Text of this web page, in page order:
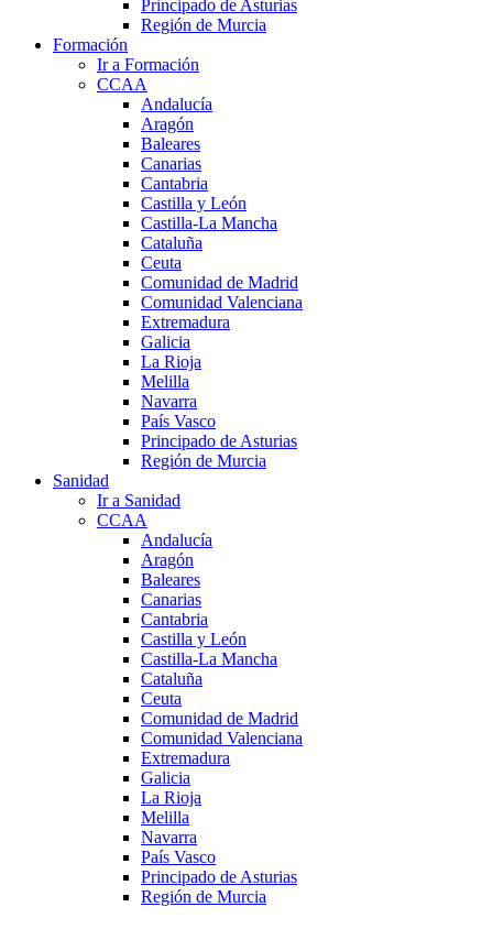
Principado de Asturias
Región de Murcia
Formación
Ir a Formación
CCAA
Andalucía
Aragón
Baleares
Canarias
Cantabria
Castilla y León
Castilla-La Mancha
Cataluña
Ceuta
Comunidad de Madrid
Comunidad Valenciana
Extremadura
Galicia
La Rioja
Melilla
Navarra
País Vasco
Principado de Asturias
Región de Murcia
Sanidad
Ir a Sanidad
CCAA
Andalucía
Aragón
Baleares
Canarias
Cantabria
Castilla y León
Castilla-La Mancha
Cataluña
Ceuta
Comunidad de Madrid
Comunidad Valenciana
Extremadura
Galicia
La Rioja
Melilla
Navarra
País Vasco
Principado de Asturias
Región de Murcia